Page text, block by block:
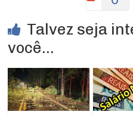
Talvez seja
você...